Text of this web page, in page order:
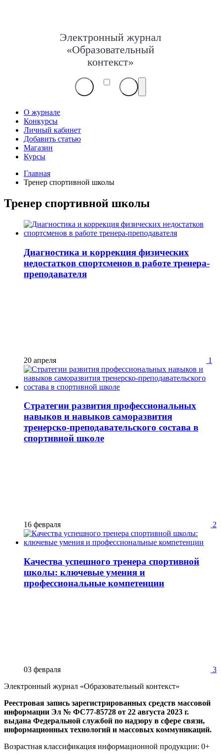
Электронный журнал
«Образовательный
контекст»
О журнале
Конкурсы
Личный кабинет
Добавить статью
Магазин
Курсы
Главная
Тренер спортивной школы
Тренер спортивной школы
Диагностика и коррекция физических
недостатков спортсменов в работе тренера-
преподавателя
20 апреля 1
Стратегии развития профессиональных
навыков и навыков саморазвития
тренерско-преподавательского состава в
спортивной школе
16 февраля 2
Качества успешного тренера спортивной
школы: ключевые умения и
профессиональные компетенции
03 февраля
3
Электронный журнал «Образовательный контекст»
Реестровая запись зарегистрированных средств массовой
информации Эл № ФС77-85728 от 22 августа 2023 г.
выдана Федеральной службой по надзору в сфере связи,
информационных технологий и массовых коммуникаций.
Возрастная классификация информационной продукции: 0+